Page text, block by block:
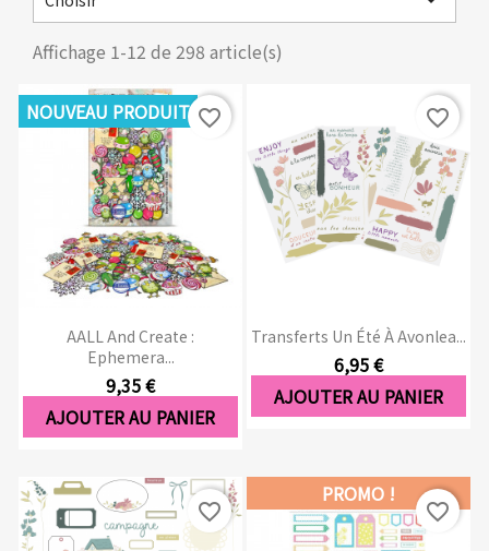
Affichage 1-12 de 298 article(s)
AALL And Create :
Ephemera...
9,35 €
AJOUTER AU PANIER
NOUVEAU PRODUIT favorite_border
Transferts Un Été À Avonlea...
6,95 €
AJOUTER AU PANIER
favorite_border
favorite_border
PROMO !
favorite_border